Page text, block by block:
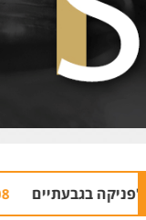
06.08 | 22:58